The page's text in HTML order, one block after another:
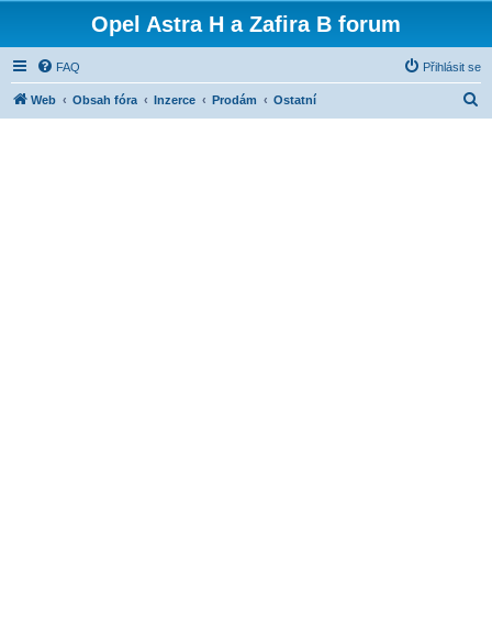
Opel Astra H a Zafira B forum
FAQ Přihlásit se
Web Obsah fóra Inzerce Prodám Ostatní